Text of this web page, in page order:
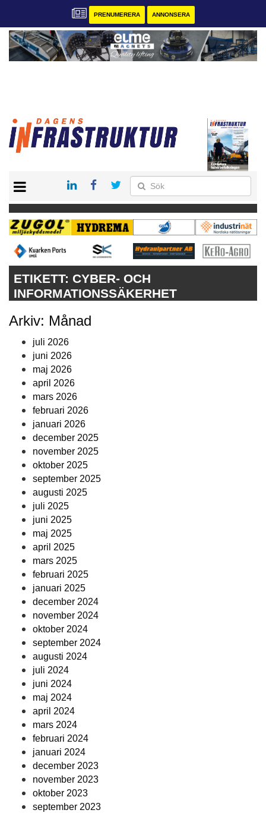
PRENUMERERA ANNONSERA
KONTAKT
VÅRA ANDRA MAGASIN
PRENUMERERA
ETIKETT: CYBER- OCH
INFORMATIONSSÄKERHET
Arkiv: Månad
juli 2026
juni 2026
maj 2026
april 2026
mars 2026
februari 2026
januari 2026
december 2025
november 2025
oktober 2025
september 2025
augusti 2025
juli 2025
juni 2025
maj 2025
april 2025
mars 2025
februari 2025
januari 2025
december 2024
november 2024
oktober 2024
september 2024
augusti 2024
juli 2024
juni 2024
maj 2024
april 2024
mars 2024
februari 2024
januari 2024
december 2023
november 2023
oktober 2023
september 2023